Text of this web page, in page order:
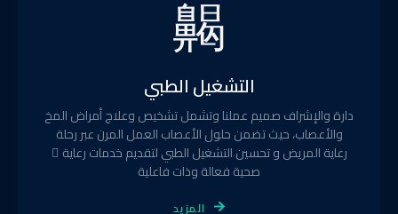
التشغيل الطبي
دارة والإشراف صميم عملنا وتشمل تشخيص وعلاج أمراض المخ
والأعصاب، حيث تضمن حلول الأعصاب العمل المرن عبر رحلة
رعاية المريض و تحسين التشغيل الطبي لتقديم خدمات رعاية ّ
صحية فعالة وذات فاعلية
المزيد